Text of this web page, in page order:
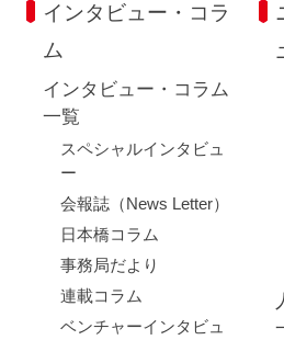
インタビュー・コラ
ム
インタビュー・コラム
一覧
スペシャルインタビュ
ー
会報誌（News Letter）
日本橋コラム
事務局だより
連載コラム
ベンチャーインタビュ